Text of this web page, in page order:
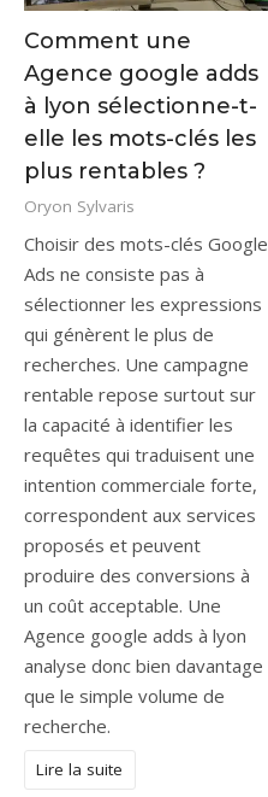
Comment une
Agence google adds
à lyon sélectionne-t-
elle les mots-clés les
plus rentables ?
Oryon Sylvaris
Choisir des mots-clés Google
Ads ne consiste pas à
sélectionner les expressions
qui génèrent le plus de
recherches. Une campagne
rentable repose surtout sur
la capacité à identifier les
requêtes qui traduisent une
intention commerciale forte,
correspondent aux services
proposés et peuvent
produire des conversions à
un coût acceptable. Une
Agence google adds à lyon
analyse donc bien davantage
que le simple volume de
recherche.
Lire la suite